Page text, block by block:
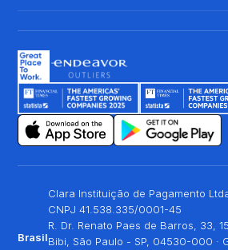
Brasil
Clara Instituição de Pagamento
CNPJ 41.538.335/0001-45
R. Dr. Renato Paes de Barros, 33,
Bibi, São Paulo - SP, 04530-000 ·